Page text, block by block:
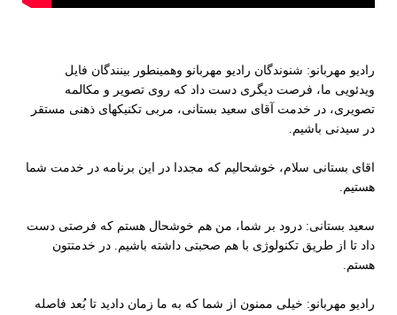
رادیو مهربانو: شنوندگان رادیو مهربانو وهمینطور بینندگان فایل
ویدئویی ما، فرصت دیگری دست داد که روی تصویر و مکالمه
تصویری، در خدمت آقای سعید بستانی، مربی تکنیکهای ذهنی مستقر
در سیدنی باشیم.
اقای بستانی سلام، خوشحالیم که مجددا در این برنامه در خدمت شما
هستیم.
سعید بستانی: درود بر شما، من هم خوشحال هستم که فرصتی دست
داد تا از طریق تکنولوژی با هم صحبتی داشته باشیم. در خدمتتون
هستم.
رادیو مهربانو: خیلی ممنون از شما که به ما زمان دادید تا بُعد فاصله